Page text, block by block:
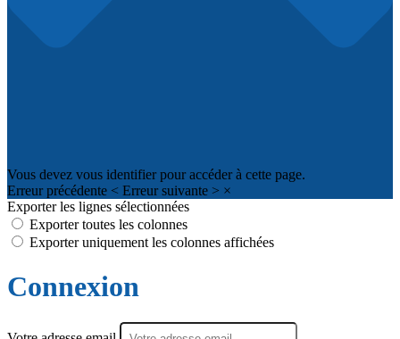
Vous devez vous identifier pour accéder à cette page.
Erreur précédente < Erreur suivante > ×
Exporter les lignes sélectionnées
Exporter toutes les colonnes
Exporter uniquement les colonnes affichées
Connexion